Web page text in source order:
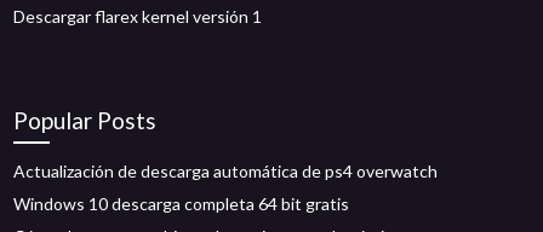
Descargar flarex kernel versión 1
Popular Posts
Actualización de descarga automática de ps4 overwatch
Windows 10 descarga completa 64 bit gratis